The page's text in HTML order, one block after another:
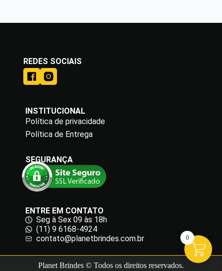
REDES SOCIAIS
INSTITUCIONAL
Política de privacidade
Política de Entrega
SEGURANÇA
ENTRE EM CONTATO
Seg à Sex 09 às 18h
(11) 9 6168-4924
contato@planetbrindes.com.br
Planet Brindes © Todos os direitos reservados.
0